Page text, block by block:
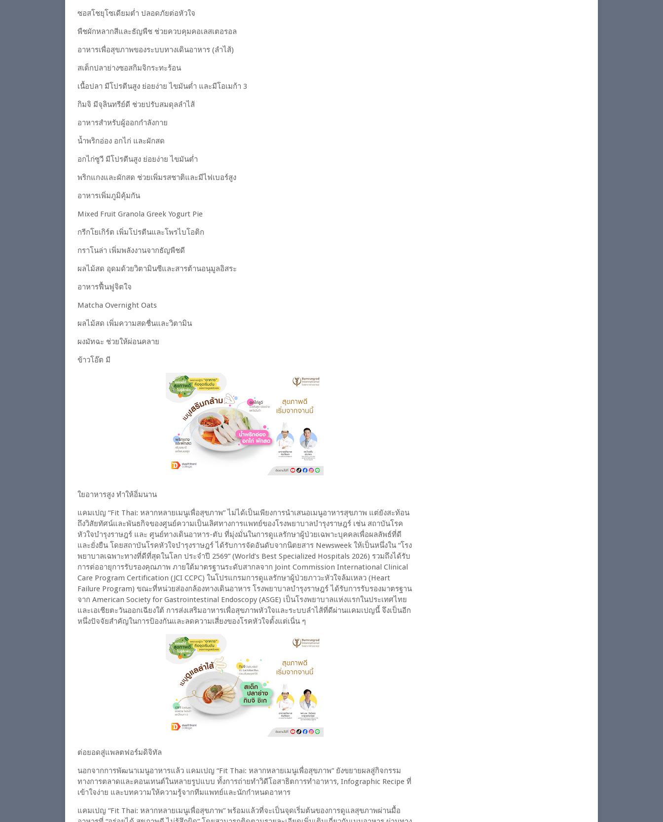
ซอสโชยุโซเดียมต่ำ ปลอดภัยต่อหัวใจ
พืชผักหลากสีและธัญพืช ช่วยควบคุมคอเลสเตอรอล
อาหารเพื่อสุขภาพของระบบทางเดินอาหาร (ลำไส้)
สเต็กปลาย่างซอสกิมจิกระทะร้อน
เนื้อปลา มีโปรตีนสูง ย่อยง่าย ไขมันต่ำ และมีโอเมก้า 3
กิมจิ มีจุลินทรีย์ดี ช่วยปรับสมดุลลำไส้
อาหารสำหรับผู้ออกกำลังกาย
น้ำพริกอ่อง อกไก่ และผักสด
อกไก่ซูวี มีโปรตีนสูง ย่อยง่าย ไขมันต่ำ
พริกแกงและผักสด ช่วยเพิ่มรสชาติและมีไฟเบอร์สูง
อาหารเพิ่มภูมิคุ้มกัน
Mixed Fruit Granola Greek Yogurt Pie
กรีกโยเกิร์ต เพิ่มโปรตีนและโพรไบโอติก
กราโนล่า เพิ่มพลังงานจากธัญพืชดี
ผลไม้สด อุดมด้วยวิตามินซีและสารต้านอนุมูลอิสระ
อาหารฟื้นฟูจิตใจ
Matcha Overnight Oats
ผลไม้สด เพิ่มความสดชื่นและวิตามิน
ผงมัทฉะ ช่วยให้ผ่อนคลาย
ข้าวโอ๊ต มี
ใยอาหารสูง ทำให้อิ่มนาน
แคมเปญ “Fit Thai: หลากหลายเมนูเพื่อสุขภาพ” ไม่ได้เป็นเพียงการนำเสนอเมนูอาหารสุขภาพ แต่ยังสะท้อน
ถึงวิสัยทัศน์และพันธกิจของศูนย์ความเป็นเลิศทางการแพทย์ของโรงพยาบาลบำรุงราษฎร์ เช่น สถาบันโรค
หัวใจบำรุงราษฎร์ และ ศูนย์ทางเดินอาหาร-ตับ ที่มุ่งมั่นในการดูแลรักษาผู้ป่วยเฉพาะบุคคลเพื่อผลลัพธ์ที่ดี
และยั่งยืน โดยสถาบันโรคหัวใจบำรุงราษฎร์ ได้รับการจัดอันดับจากนิตยสาร Newsweek ให้เป็นหนึ่งใน “โรง
พยาบาลเฉพาะทางที่ดีที่สุดในโลก ประจำปี 2569” (World’s Best Specialized Hospitals 2026) รวมถึงได้รับ
การต่ออายุการรับรองคุณภาพ ภายใต้มาตรฐานระดับสากลจาก Joint Commission International Clinical
Care Program Certification (JCI CCPC) ในโปรแกรมการดูแลรักษาผู้ป่วยภาวะหัวใจล้มเหลว (Heart
Failure Program) ขณะที่หน่วยส่องกล้องทางเดินอาหาร โรงพยาบาลบำรุงราษฎร์ ได้รับการรับรองมาตรฐาน
จาก American Society for Gastrointestinal Endoscopy (ASGE) เป็นโรงพยาบาลแห่งแรกในประเทศไทย
และเอเชียตะวันออกเฉียงใต้ การส่งเสริมอาหารเพื่อสุขภาพหัวใจและระบบลำไส้ที่ดีผ่านแคมเปญนี้ จึงเป็นอีก
หนึ่งปัจจัยสำคัญในการป้องกันและลดความเสี่ยงของโรคหัวใจตั้งแต่เนิ่น ๆ
ต่อยอดสู่แพลตฟอร์มดิจิทัล
นอกจากการพัฒนาเมนูอาหารแล้ว แคมเปญ “Fit Thai: หลากหลายเมนูเพื่อสุขภาพ” ยังขยายผลสู่กิจกรรม
ทางการตลาดและคอนเทนต์ในหลายรูปแบบ ทั้งการถ่ายทำวิดีโอสาธิตการทำอาหาร, Infographic Recipe ที่
เข้าใจง่าย และบทความให้ความรู้จากทีมแพทย์และนักกำหนดอาหาร
แคมเปญ “Fit Thai: หลากหลายเมนูเพื่อสุขภาพ” พร้อมแล้วที่จะเป็นจุดเริ่มต้นของการดูแลสุขภาพผ่านมื้อ